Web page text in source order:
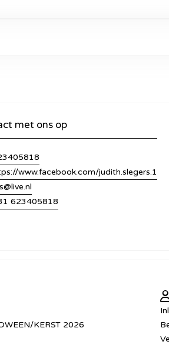
met ons op
www.facebook.com/judith.slegers.1
623405818
KERST 2026